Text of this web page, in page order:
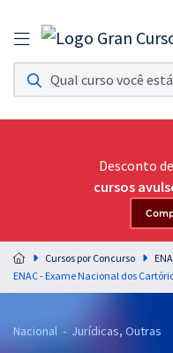
Assinatura Ilimitada 11
Acesso a todos os cursos. Teste
Assinatura OAB Até
Acesso ilimitado a toda
Residências
Preparação completa e
residências em saúde do Brasil
Desconto de
cursos
Cursos por Concurso
Nacional - Jurídicas, Outras